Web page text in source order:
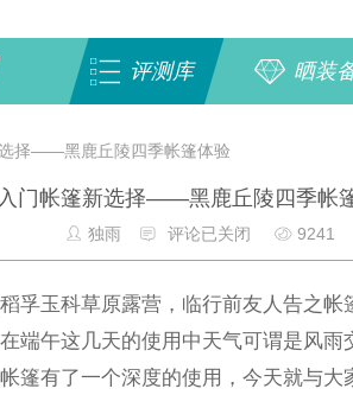
评测库 晒装
择——黑鹿丘陵四季帐篷体验
入门帐篷新选择——黑鹿丘陵四季帐
独雨 评论已关闭 9241
孚玉科草原露营，临行前友人告之
端午这几天的使用中天气可谓是风
篷有了一个深度的使用，今天就与